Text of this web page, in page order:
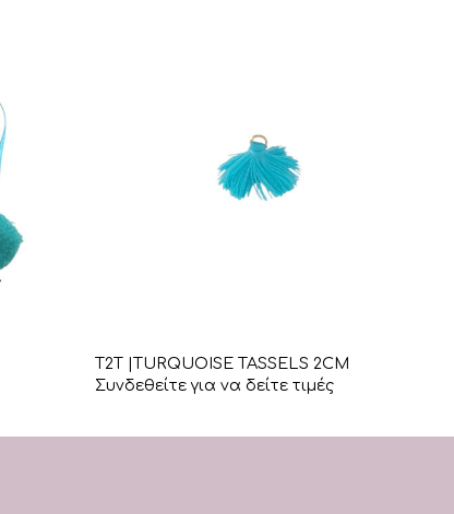
T2T |TURQUOISE TASSELS 2CM
Συνδεθείτε για να δείτε τιμές